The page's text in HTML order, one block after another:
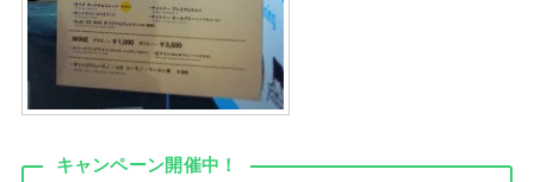
キャンペーン開催中！